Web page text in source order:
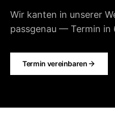
Wir kanten in unserer
passgenau — Termin in
Termin vereinbaren